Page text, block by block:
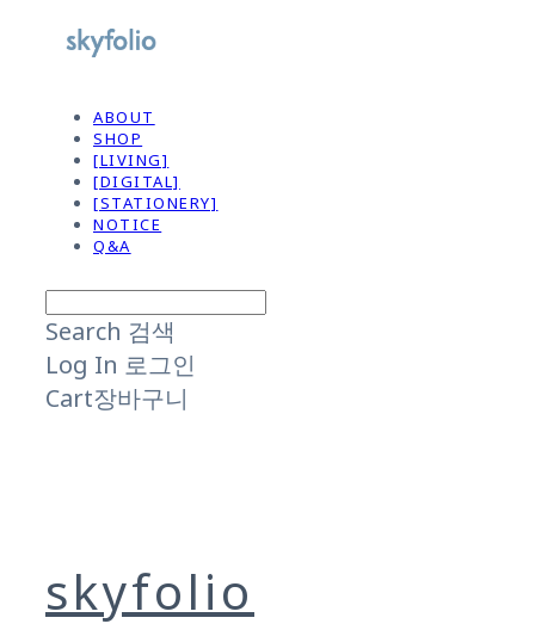
ABOUT
SHOP
[LIVING]
[DIGITAL]
[STATIONERY]
NOTICE
Q&A
Search 검색
Log In 로그인
Cart장바구니
skyfolio